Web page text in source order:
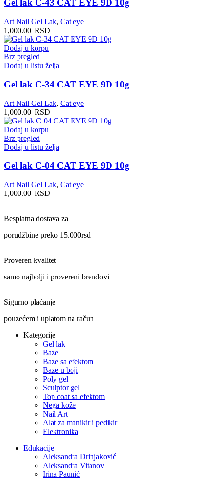
Gel lak C-43 CAT EYE 9D 10g
Art Nail Gel Lak, Cat eye
1,000.00 RSD
Dodaj u korpu
Brz pregled
Dodaj u listu želja
Gel lak C-34 CAT EYE 9D 10g
Art Nail Gel Lak, Cat eye
1,000.00 RSD
Dodaj u korpu
Brz pregled
Dodaj u listu želja
Gel lak C-04 CAT EYE 9D 10g
Art Nail Gel Lak, Cat eye
1,000.00 RSD
Besplatna dostava za
porudžbine preko 15.000rsd
Proveren kvalitet
samo najbolji i provereni brendovi
Sigurno plaćanje
pouzećem i uplatom na račun
Kategorije
Gel lak
Baze
Baze sa efektom
Baze u boji
Poly gel
Sculptor gel
Top coat sa efektom
Nega kože
Nail Art
Alat za manikir i pedikir
Elektronika
Edukacije
Aleksandra Drinjaković
Aleksandra Vitanov
Irina Paunić